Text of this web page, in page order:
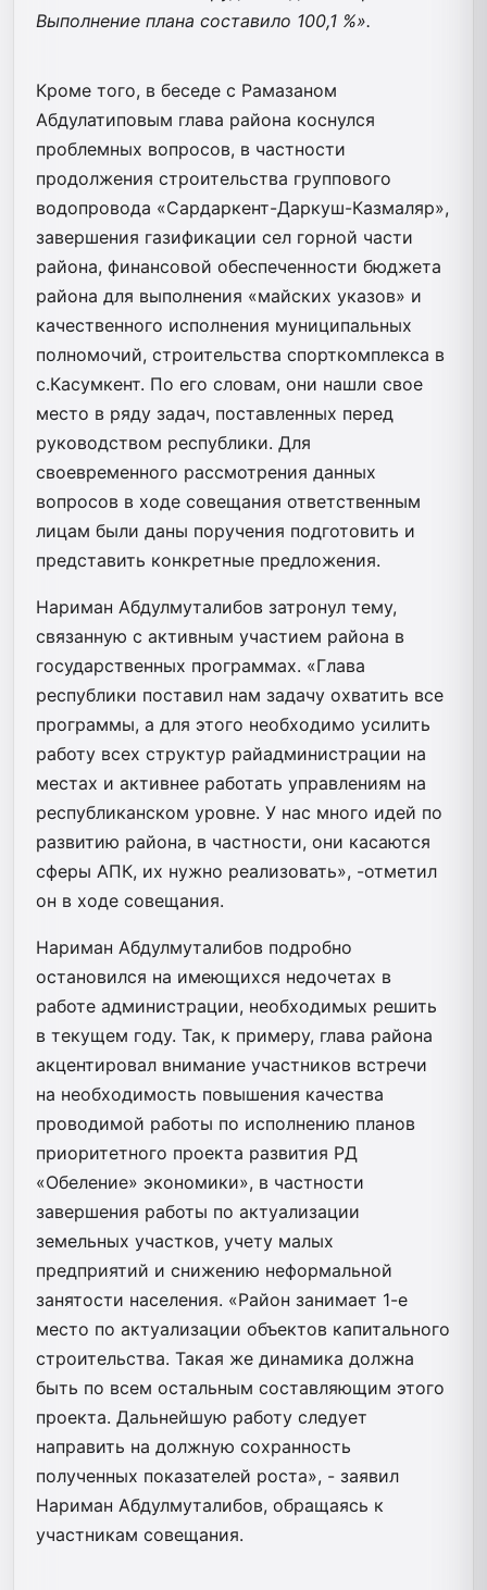
Выполнение плана составило 100,1 %».
Кроме того, в беседе с Рамазаном
Абдулатиповым глава района коснулся
проблемных вопросов, в частности
продолжения строительства группового
водопровода «Сардаркент-Даркуш-Казмаляр»,
завершения газификации сел горной части
района, финансовой обеспеченности бюджета
района для выполнения «майских указов» и
качественного исполнения муниципальных
полномочий, строительства спорткомплекса в
с.Касумкент. По его словам, они нашли свое
место в ряду задач, поставленных перед
руководством республики. Для
своевременного рассмотрения данных
вопросов в ходе совещания ответственным
лицам были даны поручения подготовить и
представить конкретные предложения.
Нариман Абдулмуталибов затронул тему,
связанную с активным участием района в
государственных программах. «Глава
республики поставил нам задачу охватить все
программы, а для этого необходимо усилить
работу всех структур райадминистрации на
местах и активнее работать управлениям на
республиканском уровне. У нас много идей по
развитию района, в частности, они касаются
сферы АПК, их нужно реализовать», -отметил
он в ходе совещания.
Нариман Абдулмуталибов подробно
остановился на имеющихся недочетах в
работе администрации, необходимых решить
в текущем году. Так, к примеру, глава района
акцентировал внимание участников встречи
на необходимость повышения качества
проводимой работы по исполнению планов
приоритетного проекта развития РД
«Обеление» экономики», в частности
завершения работы по актуализации
земельных участков, учету малых
предприятий и снижению неформальной
занятости населения. «Район занимает 1-е
место по актуализации объектов капитального
строительства. Такая же динамика должна
быть по всем остальным составляющим этого
проекта. Дальнейшую работу следует
направить на должную сохранность
полученных показателей роста», - заявил
Нариман Абдулмуталибов, обращаясь к
участникам совещания.